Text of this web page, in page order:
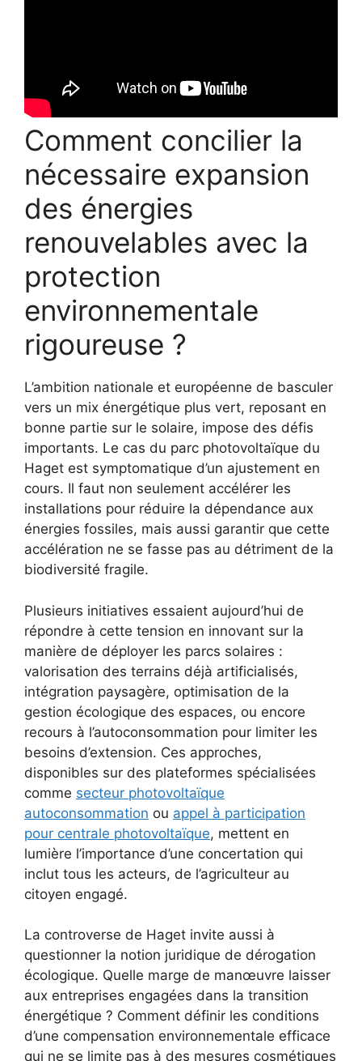
Comment concilier la
nécessaire expansion
des énergies
renouvelables avec la
protection
environnementale
rigoureuse ?
L’ambition nationale et européenne de basculer
vers un mix énergétique plus vert, reposant en
bonne partie sur le solaire, impose des défis
importants. Le cas du parc photovoltaïque du
Haget est symptomatique d’un ajustement en
cours. Il faut non seulement accélérer les
installations pour réduire la dépendance aux
énergies fossiles, mais aussi garantir que cette
accélération ne se fasse pas au détriment de la
biodiversité fragile.
Plusieurs initiatives essaient aujourd’hui de
répondre à cette tension en innovant sur la
manière de déployer les parcs solaires :
valorisation des terrains déjà artificialisés,
intégration paysagère, optimisation de la
gestion écologique des espaces, ou encore
recours à l’autoconsommation pour limiter les
besoins d’extension. Ces approches,
disponibles sur des plateformes spécialisées
comme secteur photovoltaïque
autoconsommation ou appel à participation
pour centrale photovoltaïque, mettent en
lumière l’importance d’une concertation qui
inclut tous les acteurs, de l’agriculteur au
citoyen engagé.
La controverse de Haget invite aussi à
questionner la notion juridique de dérogation
écologique. Quelle marge de manœuvre laisser
aux entreprises engagées dans la transition
énergétique ? Comment définir les conditions
d’une compensation environnementale efficace
qui ne se limite pas à des mesures cosmétiques